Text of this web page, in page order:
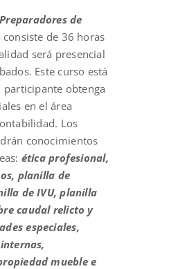
$200.00.$107.00.
de
consiste de 36 horas
será presencial
Este curso está
obtenga
en el área
Los
conocimientos
ética profesional,
planilla de
de IVU, planilla
caudal relicto y
especiales,
mueble e